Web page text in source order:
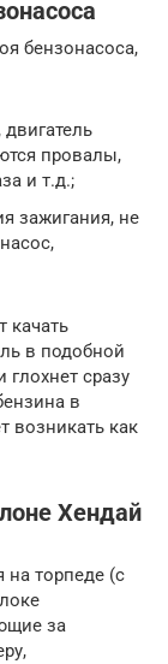
бензонасоса,
провалы,
и т.д.;
зажигания, не
качать
в подобной
глохнет сразу
в
возникать как
Хендай
на торпеде (с
за